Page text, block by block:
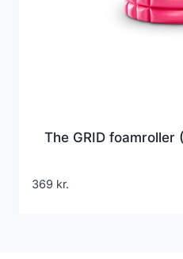
The GRID foamroller
369 kr.